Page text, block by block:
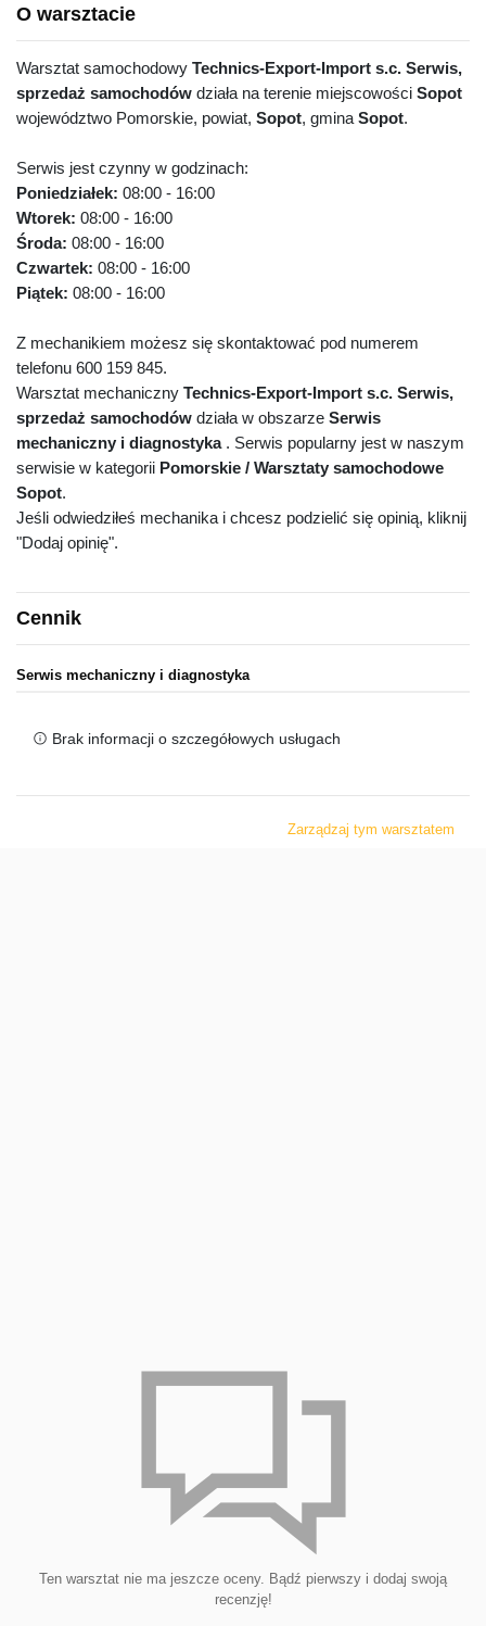
O warsztacie
Warsztat samochodowy Technics-Export-Import s.c. Serwis,
sprzedaż samochodów działa na terenie miejscowości Sopot
województwo Pomorskie, powiat, Sopot, gmina Sopot.
Serwis jest czynny w godzinach:
Poniedziałek: 08:00 - 16:00
Wtorek: 08:00 - 16:00
Środa: 08:00 - 16:00
Czwartek: 08:00 - 16:00
Piątek: 08:00 - 16:00
Z mechanikiem możesz się skontaktować pod numerem
telefonu 600 159 845.
Warsztat mechaniczny Technics-Export-Import s.c. Serwis,
sprzedaż samochodów działa w obszarze Serwis
mechaniczny i diagnostyka. Serwis popularny jest w naszym
serwisie w kategorii Pomorskie / Warsztaty samochodowe
Sopot.
Jeśli odwiedziłeś mechanika i chcesz podzielić się opinią, kliknij
"Dodaj opinię".
Cennik
Serwis mechaniczny i diagnostyka
Brak informacji o szczegółowych usługach
Zarządzaj tym warsztatem
Ten warsztat nie ma jeszcze oceny. Bądź pierwszy i dodaj swoją
recenzję!